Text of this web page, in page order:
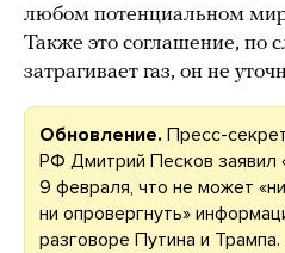
любом потенциальном
Также это соглашение, по
затрагивает газ, он не
Обновление. Пресс-
РФ Дмитрий Песков заявил
9 февраля, что не может
ни опровергнуть»
разговоре Путина и